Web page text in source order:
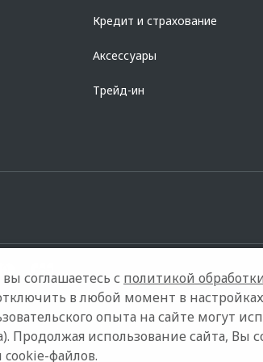
Кредит и страхование
Аксессуары
Трейд-ин
ряд Архивные модели Контакты
соглашаетесь с политикой
в любой момент в
опыта на сайте могут
Продолжая использование сайта, Вы
файлов.